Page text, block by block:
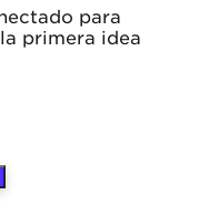
para
primera idea